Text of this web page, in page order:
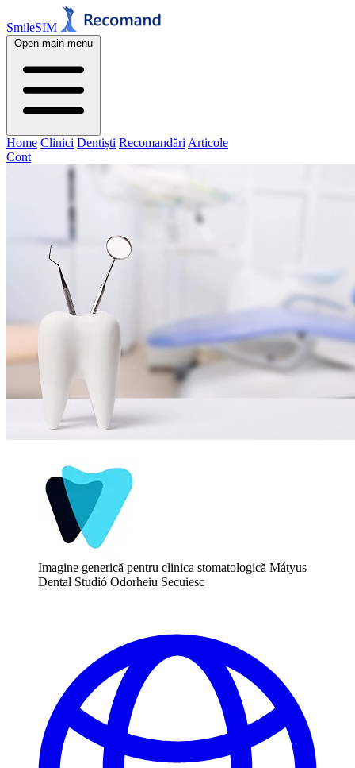
SmileSIM
Open main menu
Home Clinici Dentiști Recomandări Articole
Cont
Imagine generică pentru clinica stomatologică Mátyus
Dental Studió Odorheiu Secuiesc